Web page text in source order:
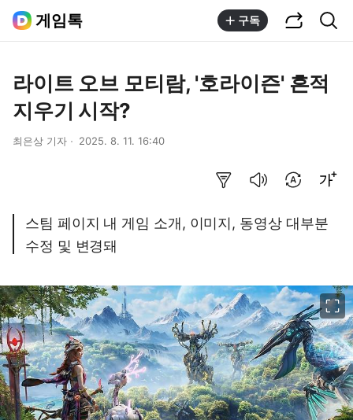
게임톡 구독
라이트 오브 모티람, '호라이즌' 흔적
지우기 시작?
최은상 기자 2025. 8. 11. 16:40
스팀 페이지 내 게임 소개, 이미지, 동영상 대부분
수정 및 변경돼